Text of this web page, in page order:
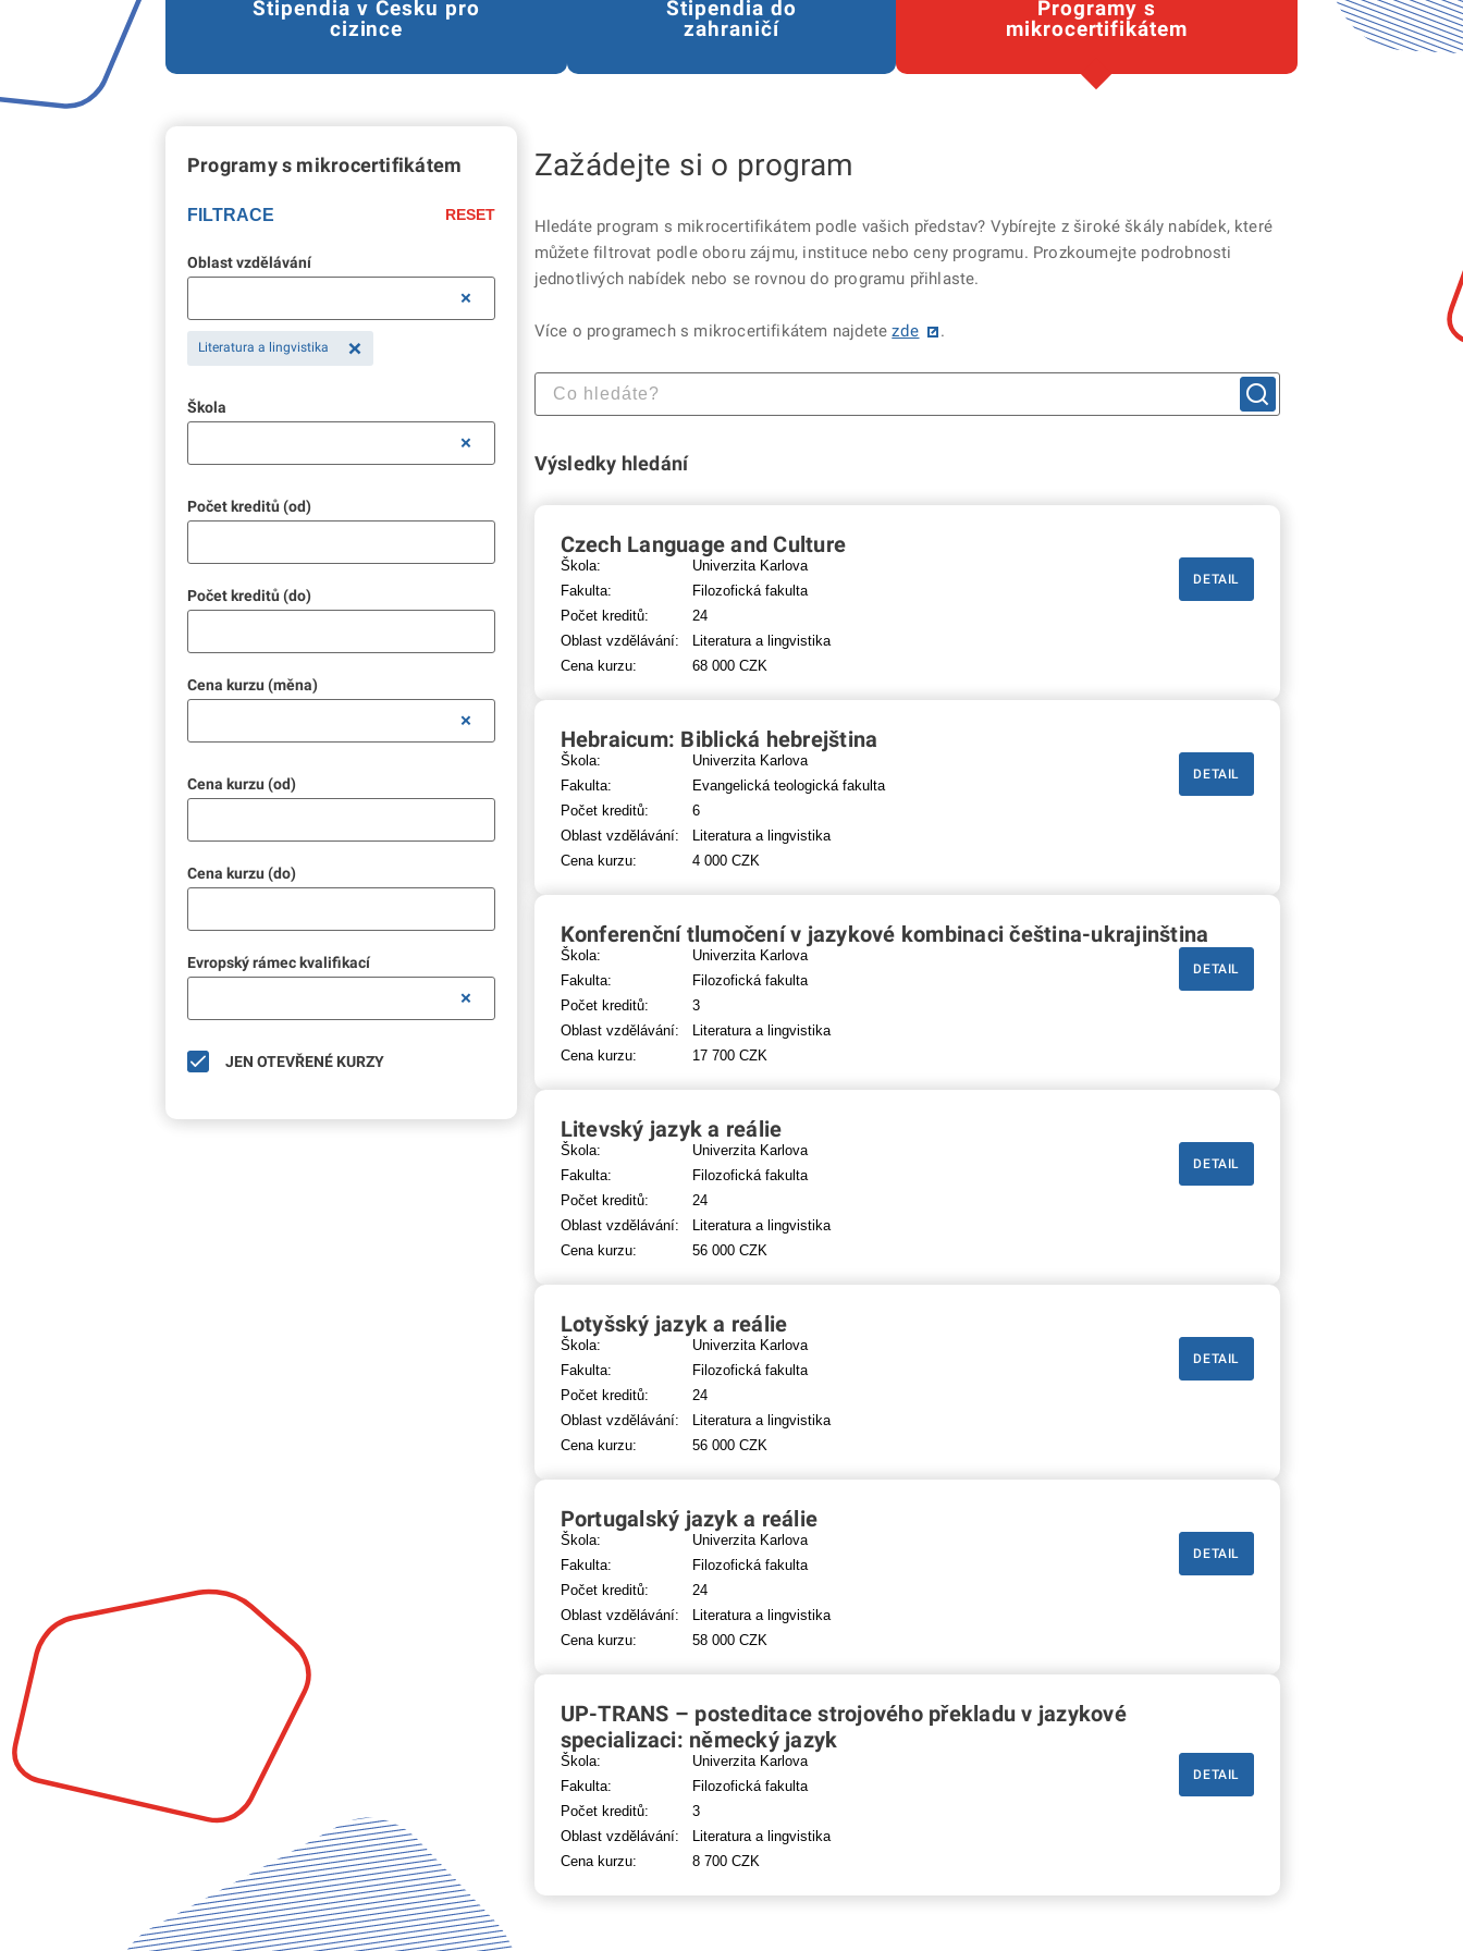
Stipendia v Česku pro
cizince
Stipendia do
zahraničí
Programy s
mikrocertifikátem
Programy s mikrocertifikátem
FILTRACE RESET
Oblast vzdělávání
Literatura a lingvistika
Škola
Počet kreditů (od)
Počet kreditů (do)
Cena kurzu (měna)
Cena kurzu (od)
Cena kurzu (do)
Evropský rámec kvalifikací
JEN OTEVŘENÉ KURZY
Zažádejte si o program
Hledáte program s mikrocertifikátem podle vašich představ? Vybírejte z široké škály nabídek, které
můžete filtrovat podle oboru zájmu, instituce nebo ceny programu. Prozkoumejte podrobnosti
jednotlivých nabídek nebo se rovnou do programu přihlaste.
Více o programech s mikrocertifikátem najdetezde .
Výsledky hledání
Czech Language and Culture
Škola:
Univerzita Karlova
Fakulta:
Filozofická fakulta
Počet kreditů:
24
Oblast vzdělávání:
Literatura a lingvistika
Cena kurzu:
68 000 CZK
DETAIL
Hebraicum: Biblická hebrejština
Škola:
Univerzita Karlova
Fakulta:
Evangelická teologická fakulta
Počet kreditů:
6
Oblast vzdělávání:
Literatura a lingvistika
Cena kurzu:
4 000 CZK
DETAIL
Konferenční tlumočení v jazykové kombinaci čeština-ukrajinština
Škola:
Univerzita Karlova
Fakulta:
Filozofická fakulta
Počet kreditů:
3
Oblast vzdělávání:
Literatura a lingvistika
Cena kurzu:
17 700 CZK
DETAIL
Litevský jazyk a reálie
Škola:
Univerzita Karlova
Fakulta:
Filozofická fakulta
Počet kreditů:
24
Oblast vzdělávání:
Literatura a lingvistika
Cena kurzu:
56 000 CZK
DETAIL
Lotyšský jazyk a reálie
Škola:
Univerzita Karlova
Fakulta:
Filozofická fakulta
Počet kreditů:
24
Oblast vzdělávání:
Literatura a lingvistika
Cena kurzu:
56 000 CZK
DETAIL
Portugalský jazyk a reálie
Škola:
Univerzita Karlova
Fakulta:
Filozofická fakulta
Počet kreditů:
24
Oblast vzdělávání:
Literatura a lingvistika
Cena kurzu:
58 000 CZK
DETAIL
UP-TRANS – posteditace strojového překladu v jazykové
specializaci: německý jazyk
Škola:
Univerzita Karlova
Fakulta:
Filozofická fakulta
Počet kreditů:
3
Oblast vzdělávání:
Literatura a lingvistika
Cena kurzu:
8 700 CZK
DETAIL